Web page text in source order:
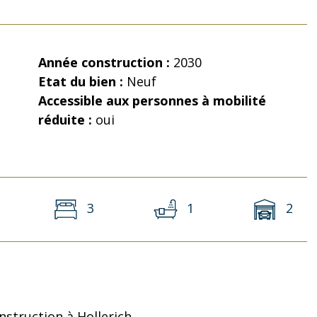
Année construction : 2030
Etat du bien : Neuf
Accessible aux personnes à mobilité
réduite : oui
3 1 2